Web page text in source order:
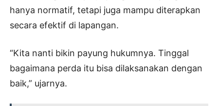
hanya normatif, tetapi juga mampu diterapkan
secara efektif di lapangan.
“Kita nanti bikin payung hukumnya. Tinggal
bagaimana perda itu bisa dilaksanakan dengan
baik,” ujarnya.